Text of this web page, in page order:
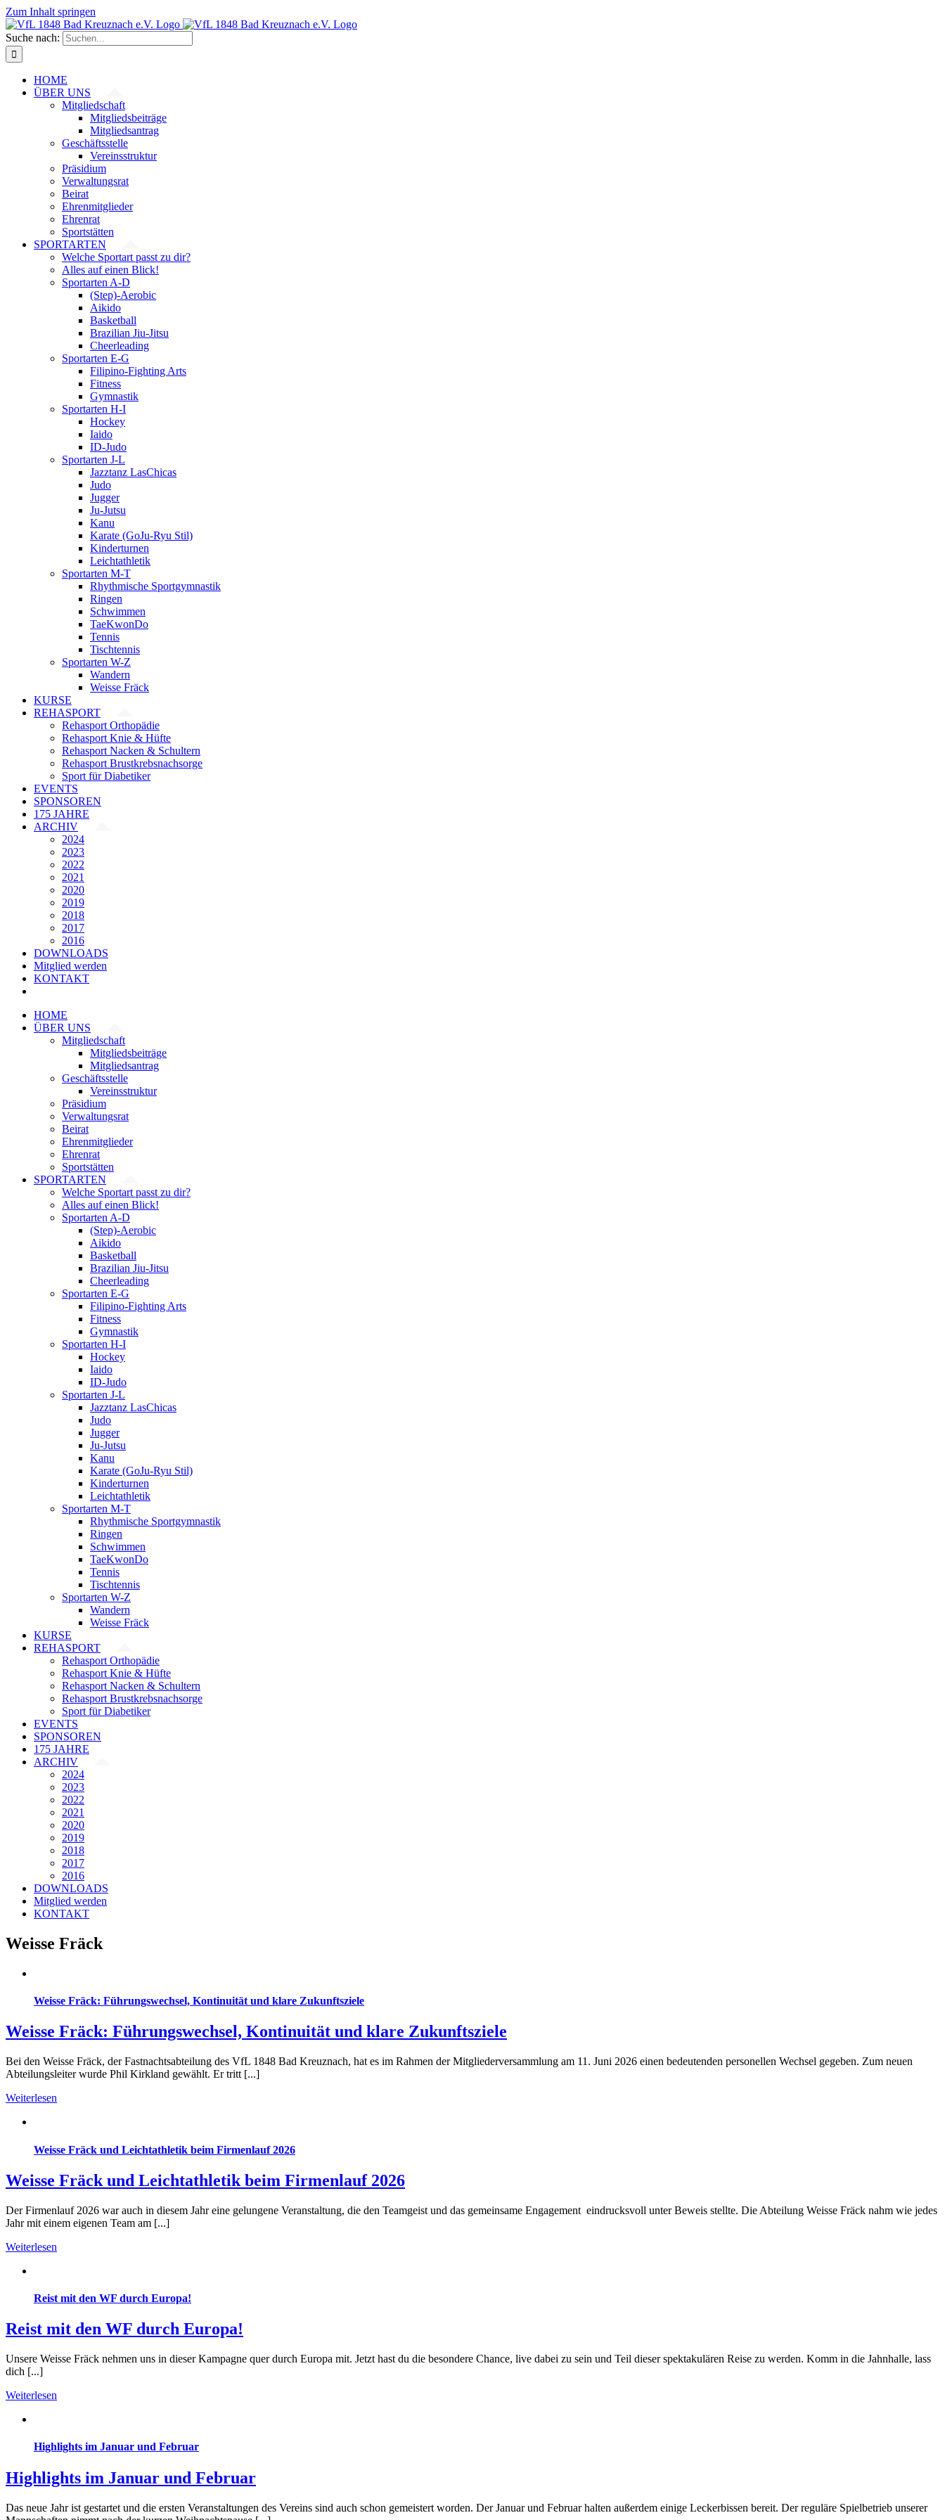
Zum Inhalt springen
Suche nach:
HOME
ÜBER UNS
Mitgliedschaft
Mitgliedsbeiträge
Mitgliedsantrag
Geschäftsstelle
Vereinsstruktur
Präsidium
Verwaltungsrat
Beirat
Ehrenmitglieder
Ehrenrat
Sportstätten
SPORTARTEN
Welche Sportart passt zu dir?
Alles auf einen Blick!
Sportarten A-D
(Step)-Aerobic
Aikido
Basketball
Brazilian Jiu-Jitsu
Cheerleading
Sportarten E-G
Filipino-Fighting Arts
Fitness
Gymnastik
Sportarten H-I
Hockey
Iaido
ID-Judo
Sportarten J-L
Jazztanz LasChicas
Judo
Jugger
Ju-Jutsu
Kanu
Karate (GoJu-Ryu Stil)
Kinderturnen
Leichtathletik
Sportarten M-T
Rhythmische Sportgymnastik
Ringen
Schwimmen
TaeKwonDo
Tennis
Tischtennis
Sportarten W-Z
Wandern
Weisse Fräck
KURSE
REHASPORT
Rehasport Orthopädie
Rehasport Knie & Hüfte
Rehasport Nacken & Schultern
Rehasport Brustkrebsnachsorge
Sport für Diabetiker
EVENTS
SPONSOREN
175 JAHRE
ARCHIV
2024
2023
2022
2021
2020
2019
2018
2017
2016
DOWNLOADS
Mitglied werden
KONTAKT
HOME
ÜBER UNS
Mitgliedschaft
Mitgliedsbeiträge
Mitgliedsantrag
Geschäftsstelle
Vereinsstruktur
Präsidium
Verwaltungsrat
Beirat
Ehrenmitglieder
Ehrenrat
Sportstätten
SPORTARTEN
Welche Sportart passt zu dir?
Alles auf einen Blick!
Sportarten A-D
(Step)-Aerobic
Aikido
Basketball
Brazilian Jiu-Jitsu
Cheerleading
Sportarten E-G
Filipino-Fighting Arts
Fitness
Gymnastik
Sportarten H-I
Hockey
Iaido
ID-Judo
Sportarten J-L
Jazztanz LasChicas
Judo
Jugger
Ju-Jutsu
Kanu
Karate (GoJu-Ryu Stil)
Kinderturnen
Leichtathletik
Sportarten M-T
Rhythmische Sportgymnastik
Ringen
Schwimmen
TaeKwonDo
Tennis
Tischtennis
Sportarten W-Z
Wandern
Weisse Fräck
KURSE
REHASPORT
Rehasport Orthopädie
Rehasport Knie & Hüfte
Rehasport Nacken & Schultern
Rehasport Brustkrebsnachsorge
Sport für Diabetiker
EVENTS
SPONSOREN
175 JAHRE
ARCHIV
2024
2023
2022
2021
2020
2019
2018
2017
2016
DOWNLOADS
Mitglied werden
KONTAKT
Weisse Fräck
Weisse Fräck: Führungswechsel, Kontinuität und klare Zukunftsziele
Weisse Fräck: Führungswechsel, Kontinuität und klare Zukunftsziele
Bei den Weisse Fräck, der Fastnachtsabteilung des VfL 1848 Bad Kreuznach, hat es im Rahmen der Mitgliederversammlung am 11. Juni 2026 einen bedeutenden personellen Wechsel gegeben. Zum neuen
Abteilungsleiter wurde Phil Kirkland gewählt. Er tritt [...]
Weiterlesen
Weisse Fräck und Leichtathletik beim Firmenlauf 2026
Weisse Fräck und Leichtathletik beim Firmenlauf 2026
Der Firmenlauf 2026 war auch in diesem Jahr eine gelungene Veranstaltung, die den Teamgeist und das gemeinsame Engagement eindrucksvoll unter Beweis stellte. Die Abteilung Weisse Fräck nahm wie jedes
Jahr mit einem eigenen Team am [...]
Weiterlesen
Reist mit den WF durch Europa!
Reist mit den WF durch Europa!
Unsere Weisse Fräck nehmen uns in dieser Kampagne quer durch Europa mit. Jetzt hast du die besondere Chance, live dabei zu sein und Teil dieser spektakulären Reise zu werden. Komm in die Jahnhalle, lass
dich [...]
Weiterlesen
Highlights im Januar und Februar
Highlights im Januar und Februar
Das neue Jahr ist gestartet und die ersten Veranstaltungen des Vereins sind auch schon gemeistert worden. Der Januar und Februar halten außerdem einige Leckerbissen bereit. Der reguläre Spielbetrieb unserer